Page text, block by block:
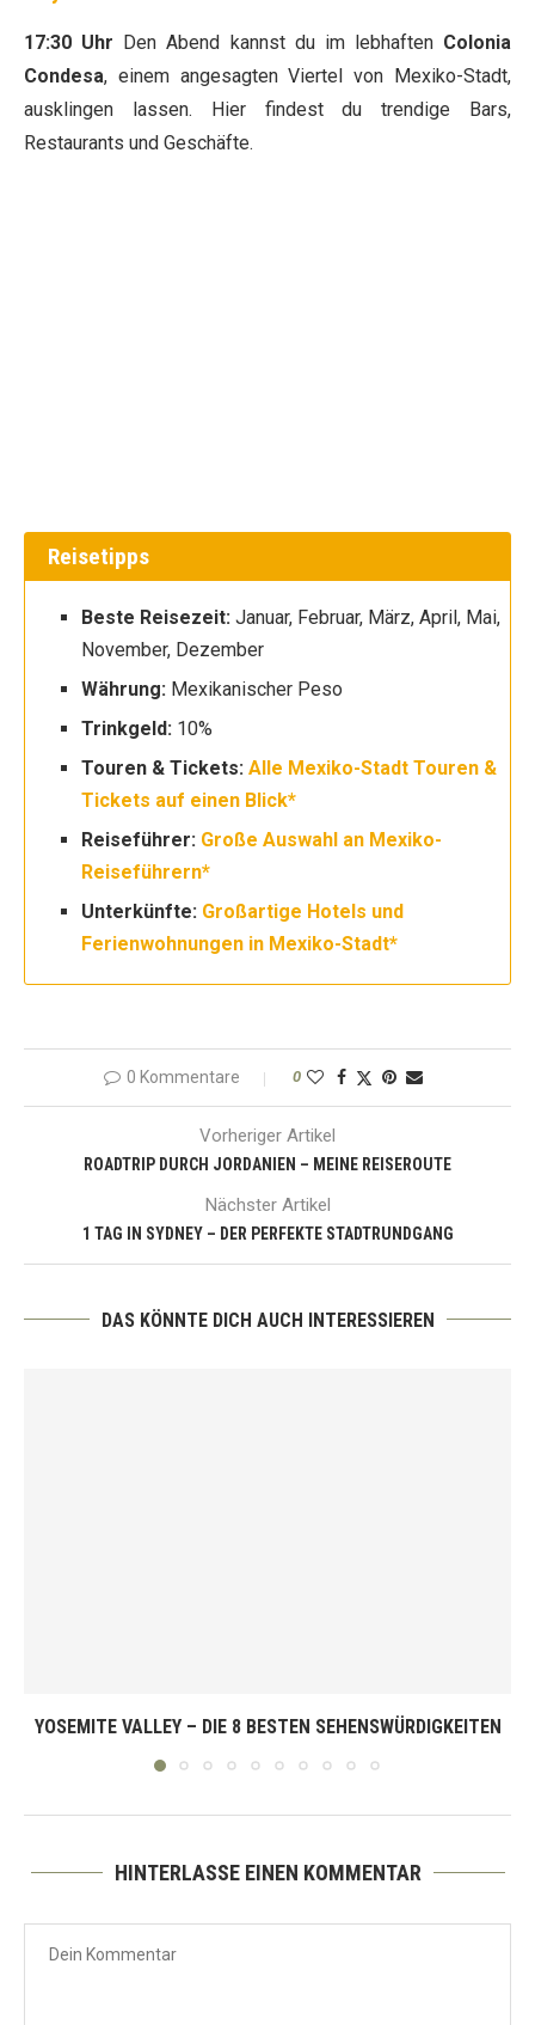
17:30 Uhr Den Abend kannst du im lebhaften Colonia
Condesa, einem angesagten Viertel von Mexiko-Stadt,
ausklingen lassen. Hier findest du trendige Bars,
Restaurants und Geschäfte.
Reisetipps
Beste Reisezeit: Januar, Februar, März, April, Mai,
November, Dezember
Währung: Mexikanischer Peso
Trinkgeld: 10%
Touren & Tickets: Alle Mexiko-Stadt Touren &
Tickets auf einen Blick*
Reiseführer: Große Auswahl an Mexiko-
Reiseführern*
Unterkünfte: Großartige Hotels und
Ferienwohnungen in Mexiko-Stadt*
0 Kommentare 0
Vorheriger Artikel
ROADTRIP DURCH JORDANIEN – MEINE REISEROUTE
Nächster Artikel
1 TAG IN SYDNEY – DER PERFEKTE STADTRUNDGANG
DAS KÖNNTE DICH AUCH INTERESSIEREN
YOSEMITE VALLEY – DIE 8 BESTEN SEHENSWÜRDIGKEITEN
HINTERLASSE EINEN KOMMENTAR